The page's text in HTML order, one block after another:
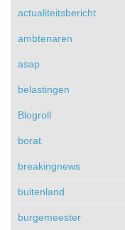
actualiteitsbericht
ambtenaren
asap
belastingen
Blogroll
borat
breakingnews
buitenland
burgemeester